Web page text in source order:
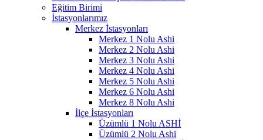
Eğitim Birimi
İstasyonlarımız
Merkez İstasyonları
Merkez 1 Nolu Ashi
Merkez 2 Nolu Ashi
Merkez 3 Nolu Ashi
Merkez 4 Nolu Ashi
Merkez 5 Nolu Ashi
Merkez 6 Nolu Ashi
Merkez 8 Nolu Ashi
İlçe İstasyonları
Üzümlü 1 Nolu ASHİ
Üzümlü 2 Nolu Ashi